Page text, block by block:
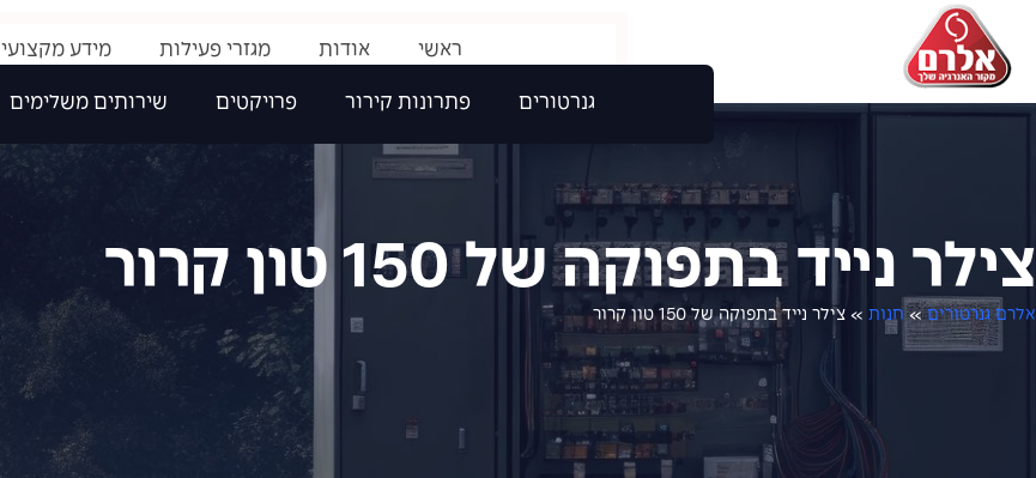
ראשי אודות מגזרי פעילות מידע מקצועי
גנרטורים פתרונות קירור פרויקטים שירותים משלימים
צילר נייד בתפוקה של 150 טון קרור
אלרם גנרטורים» חנות » צילר נייד בתפוקה של 150 טון קרור